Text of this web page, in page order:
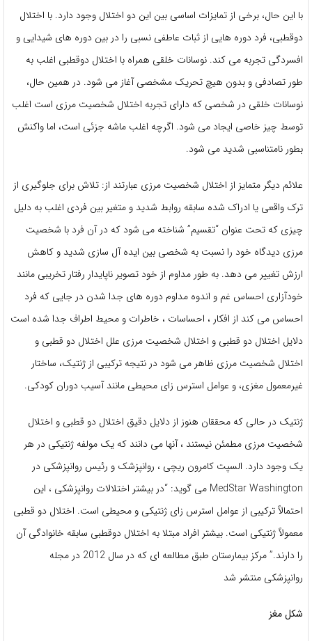
با این حال، برخی از تمایزات اساسی بین این دو اختلال وجود دارد. با اختلال
دوقطبی، فرد دوره هایی از ثبات عاطفی نسبی را در بین دوره های شیدایی و
افسردگی تجربه می کند. نوسانات خلقی همراه با اختلال دوقطبی اغلب به
طور تصادفی و بدون هیچ تحریک مشخصی آغاز می شود. در همین حال،
نوسانات خلقی در شخصی که دارای تجربه اختلال شخصیت مرزی است اغلب
توسط چیز خاصی ایجاد می شود. اگرچه اغلب ماشه جزئی است، اما واکنش
بطور نامتناسبی شدید می شود.
علائم دیگر متمایز از اختلال شخصیت مرزی عبارتند از: تلاش برای جلوگیری از
ترک واقعی یا ادراک شده سابقه روابط شدید و متغیر بین فردی اغلب به دلیل
چیزی که تحت عنوان “تقسیم” شناخته می شود که در آن فرد با شخصیت
مرزی دیدگاه خود را نسبت به شخصی بین ایده آل سازی شدید و کاهش
ارزش تغییر می دهد. به طور مداوم از خود تصویر ناپایدار رفتار تخریبی مانند
خودآزاری احساس غم و اندوه مداوم دوره های جدا شدن در جایی که فرد
احساس می کند از افکار ، احساسات ، خاطرات و محیط اطراف جدا شده است
دلایل اختلال دو قطبی و اختلال شخصیت مرزی علل اختلال دو قطبی و
اختلال شخصیت مرزی ظاهر می شود در نتیجه ترکیبی از ژنتیک، ساختار
غیرمعمول مغزی، و عوامل استرس زای محیطی مانند آسیب دوران کودکی.
ژنتیک در حالی که محققان هنوز از دلایل دقیق اختلال دو قطبی و اختلال
شخصیت مرزی مطمئن نیستند ، آنها می دانند که یک مولفه ژنتیکی در هر
یک وجود دارد. السپت کامرون ریچی ، روانپزشک و رئیس روانپزشکی در
MedStar Washington می گوید: “در بیشتر اختلالات روانپزشکی ، این
احتمالاً ترکیبی از عوامل استرس زای ژنتیکی و محیطی است. اختلال دو قطبی
معمولاً ژنتیکی است. بیشتر افراد مبتلا به اختلال دوقطبی سابقه خانوادگی آن
را دارند.” مرکز بیمارستان طبق مطالعه ای که در سال 2012 در مجله
روانپزشکی منتشر شد
شکل مغز